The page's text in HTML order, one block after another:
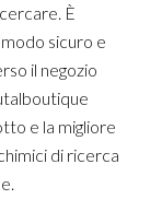
È
sicuro e
il negozio
e la migliore
di ricerca